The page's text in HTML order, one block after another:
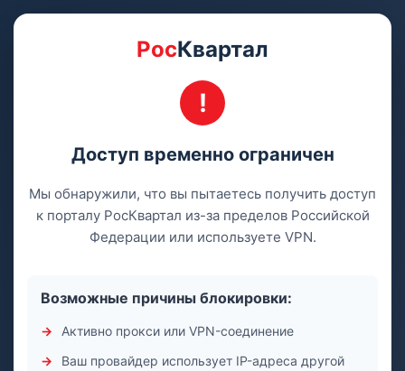
РосКвартал
Доступ временно ограничен
Мы обнаружили, что вы пытаетесь получить доступ
к порталу РосКвартал из-за пределов Российской
Федерации или используете VPN.
Возможные причины блокировки:
Активно прокси или VPN-соединение
Ваш провайдер использует IP-адреса другой